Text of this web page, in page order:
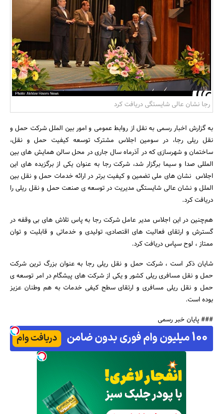
بانک، بیمه و سرمایه
مسکن و ساختمان
رجا نشان عالی شایستگی دریافت کرد
به گزارش اخبار رسمی به نقل از روابط عمومی و امور بین الملل شرکت حمل و
نقل ریلی رجا، در سومین اجلاس مشترک توسعه کیفیت حمل و نقل،
ساختمان و شهرسازی که در آذرماه سال جاری در محل سالن همایش های بین
المللی صدا و سیما برگزار شد، شرکت رجا به عنوان یکی از برگزیده های این
اجلاس نشان های ملی تضمین و کیفیت برتر در ارائه خدمات حمل و نقل بین
الملل و نشان عالی شایستگی مدیریت در توسعه ی صنعت حمل و نقل ریلی را
دریافت کرد.
هم‌چنین در این اجلاس مدیر عامل شرکت رجا به پاس تلاش های بی وقفه در
گسترش و ارتقای فعالیت های اقتصادی، تولیدی و خدماتی و قابلیت و توان
ممتاز ، لوح سپاس دریافت کرد.
شایان ذکر است ، شرکت حمل و نقل ریلی رجا به عنوان بزرگ ترین شرکت
حمل و نقل مسافری ریلی کشور و یکی از شرکت های پیشگام در امر توسعه ی
حمل و نقل ریلی مسافری و ارتقای سطح کیفی خدمات به هم وطنان عزیز
بوده است.
### پایان خبر رسمی